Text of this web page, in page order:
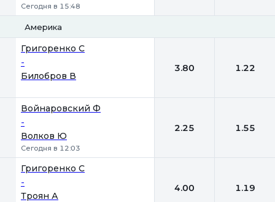
Сегодня в 15:48
Америка
Григоренко С
-
Билобров В
3.80 1.22
Войнаровский Ф
-
Волков Ю
Сегодня в 12:03
2.25 1.55
Григоренко С
-
Троян А
4.00 1.19